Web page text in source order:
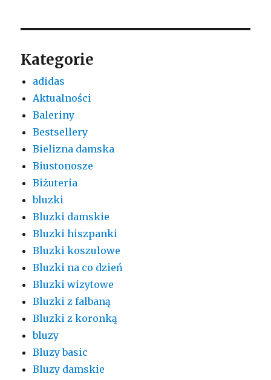
Kategorie
adidas
Aktualności
Baleriny
Bestsellery
Bielizna damska
Biustonosze
Biżuteria
bluzki
Bluzki damskie
Bluzki hiszpanki
Bluzki koszulowe
Bluzki na co dzień
Bluzki wizytowe
Bluzki z falbaną
Bluzki z koronką
bluzy
Bluzy basic
Bluzy damskie